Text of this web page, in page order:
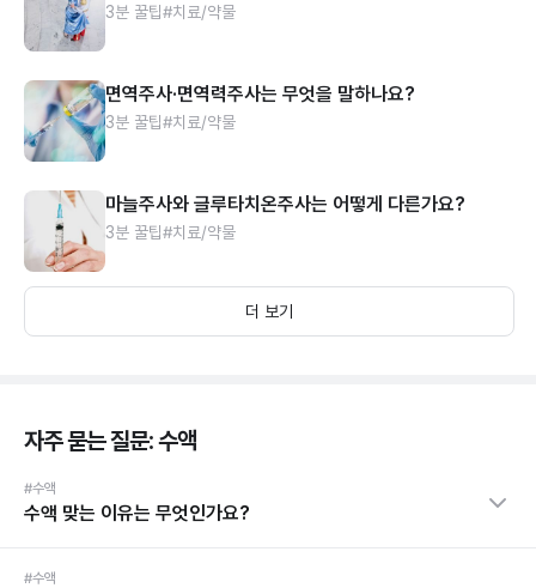
3분 꿀팁#치료/약물
면역주사·면역력주사는 무엇을 말하나요?
3분 꿀팁#치료/약물
마늘주사와 글루타치온주사는 어떻게 다른가요?
3분 꿀팁#치료/약물
더 보기
자주 묻는 질문: 수액
#수액
수액 맞는 이유는 무엇인가요?
#수액